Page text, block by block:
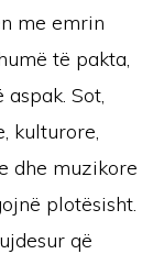
me emrin
të pakta,
Sot,
kulturore,
dhe muzikore
plotësisht.
që